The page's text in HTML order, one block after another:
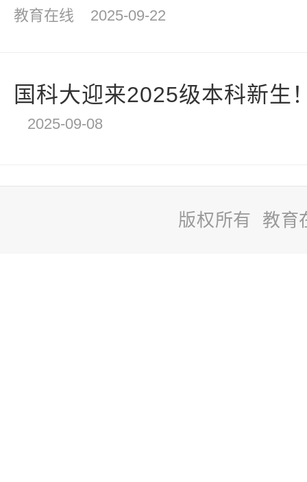
教育在线 2025-09-22
国科大迎来2025级本科新生
2025-09-08
版权所有 教育